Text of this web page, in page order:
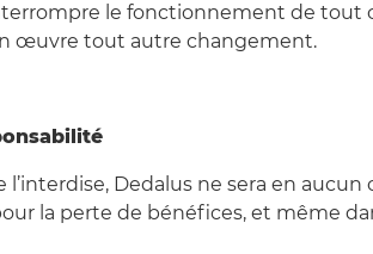
le fonctionnement de
œuvre tout autre changement.
l’interdise, Dedalus ne sera en
la perte de bénéfices, et même